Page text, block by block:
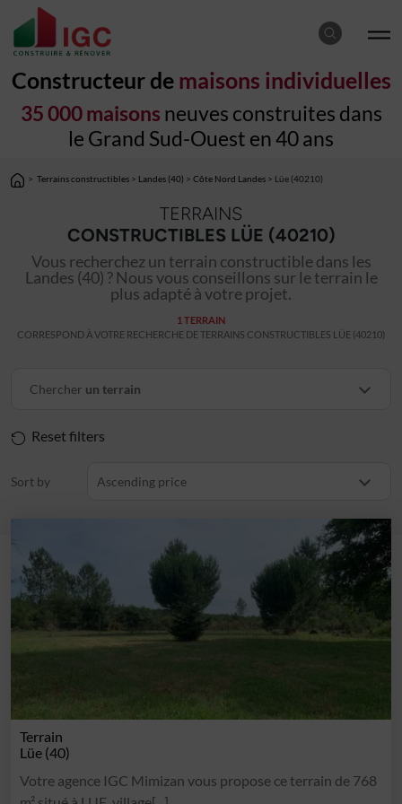
Constructeur de maisons individuelles
35 000 maisons neuves construites dans
le Grand Sud-Ouest en 40 ans
> Terrains constructibles > Landes (40) > Côte Nord Landes > Lüe (40210)
TERRAINS
CONSTRUCTIBLES LÜE (40210)
Vous recherchez un terrain constructible dans les
Landes (40) ? Nous vous conseillons sur le terrain le
plus adapté à votre projet.
1 TERRAIN
CORRESPOND À VOTRE RECHERCHE DE TERRAINS CONSTRUCTIBLES LÜE (40210)
Chercher un terrain
Reset filters
Sort by Ascending price
Terrain
Lüe (40)
Votre agence IGC Mimizan vous propose ce terrain de 768